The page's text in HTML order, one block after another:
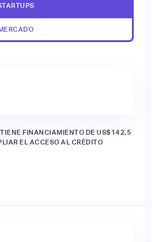
FINANCIAMIENTO DE US$142,5
EL ACCESO AL CRÉDITO